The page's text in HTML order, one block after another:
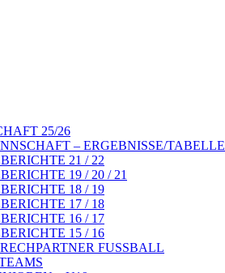
25/26
– ERGEBNISSE/TABELLE
21 / 22
19 / 20 / 21
18 / 19
17 / 18
16 / 17
15 / 16
FUSSBALL